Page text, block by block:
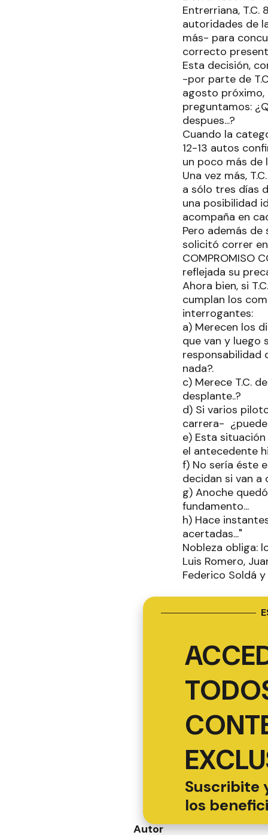
Entrerriana, T.C.
autoridades de
más- para
correcto
Esta decisión,
-por parte de
agosto próximo,
preguntamos:
despues...?
Cuando la
12-13 autos
un poco más de
Una vez más,
a sólo tres días
una posibilidad
acompaña en
Pero además
solicitó correr
COMPROMISO
reflejada su
Ahora bien, si
cumplan los
interrogantes:
a) Merecen los
que van y luego
responsabilidad
nada?.
c) Merece T.C.
desplante..?
d) Si varios
carrera-
e) Esta
el antecedente
f) No sería éste
decidan si van a
g) Anoche
fundamento...
h) Hace
acertadas..."
Nobleza obliga:
Luis Romero,
Federico Soldá
Suscribite
los
Autor